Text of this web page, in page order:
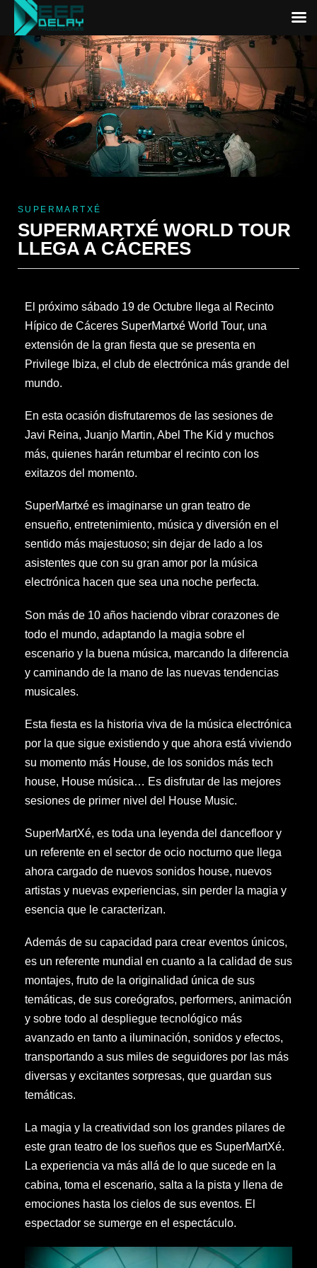
SUPERMARTXÉ
SUPERMARTXÉ WORLD TOUR
LLEGA A CÁCERES
El próximo sábado 19 de Octubre llega al Recinto
Hípico de Cáceres SuperMartxé World Tour, una
extensión de la gran fiesta que se presenta en
Privilege Ibiza, el club de electrónica más grande del
mundo.
En esta ocasión disfrutaremos de las sesiones de
Javi Reina, Juanjo Martin, Abel The Kid y muchos
más, quienes harán retumbar el recinto con los
exitazos del momento.
SuperMartxé es imaginarse un gran teatro de
ensueño, entretenimiento, música y diversión en el
sentido más majestuoso; sin dejar de lado a los
asistentes que con su gran amor por la música
electrónica hacen que sea una noche perfecta.
Son más de 10 años haciendo vibrar corazones de
todo el mundo, adaptando la magia sobre el
escenario y la buena música, marcando la diferencia
y caminando de la mano de las nuevas tendencias
musicales.
Esta fiesta es la historia viva de la música electrónica
por la que sigue existiendo y que ahora está viviendo
su momento más House, de los sonidos más tech
house, House música… Es disfrutar de las mejores
sesiones de primer nivel del House Music.
SuperMartXé, es toda una leyenda del dancefloor y
un referente en el sector de ocio nocturno que llega
ahora cargado de nuevos sonidos house, nuevos
artistas y nuevas experiencias, sin perder la magia y
esencia que le caracterizan.
Además de su capacidad para crear eventos únicos,
es un referente mundial en cuanto a la calidad de sus
montajes, fruto de la originalidad única de sus
temáticas, de sus coreógrafos, performers, animación
y sobre todo al despliegue tecnológico más
avanzado en tanto a iluminación, sonidos y efectos,
transportando a sus miles de seguidores por las más
diversas y excitantes sorpresas, que guardan sus
temáticas.
La magia y la creatividad son los grandes pilares de
este gran teatro de los sueños que es SuperMartXé.
La experiencia va más allá de lo que sucede en la
cabina, toma el escenario, salta a la pista y llena de
emociones hasta los cielos de sus eventos. El
espectador se sumerge en el espectáculo.